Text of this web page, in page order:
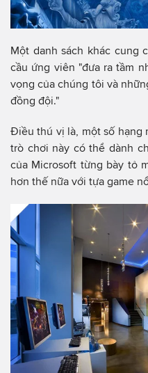
Một danh sách khác cung
cầu ứng viên "đưa ra tầm
vọng của chúng tôi và
đồng đội."
Điều thú vị là, một số hạng
trò chơi này có thể dành
của Microsoft từng bày tỏ
hơn thế nữa với tựa game